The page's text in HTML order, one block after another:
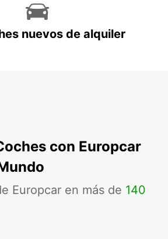
nuevos de alquiler
con Europcar
Europcar en más de 140